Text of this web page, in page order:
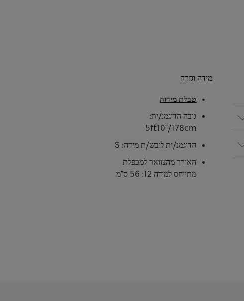
מידה וגזרה
גובה הדוגמנ/ית:
5ft10"/178cm
הדוגמנ/ית לובש/ת מידה: S
האורך מהצוואר למכפלת
מתייחס למידה 12: 56 ס"מ
טבלת מידות